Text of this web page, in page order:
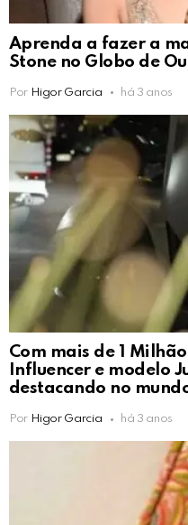
Aprenda a fazer a
Stone no Globo de
Por Higor Garcia há 3 anos
Com mais de 1
Influencer e modelo
destacando no
Por Higor Garcia há 3 anos